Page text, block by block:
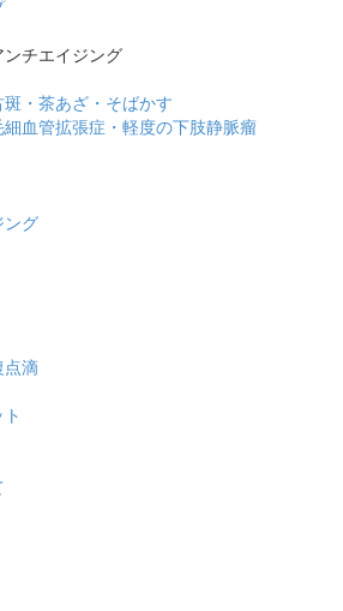
チエイジング
・茶あざ・そばかす
血管拡張症・軽度の下肢静脈瘤
ング
点滴